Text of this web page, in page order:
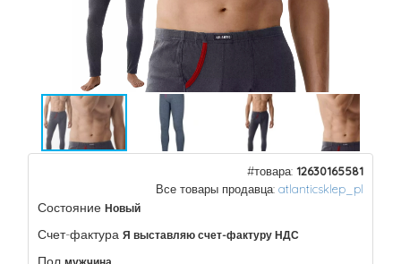
#товара: 12630165581
Все товары продавца: atlanticsklep_pl
Состояние Новый
Счет-фактура Я выставляю счет-фактуру НДС